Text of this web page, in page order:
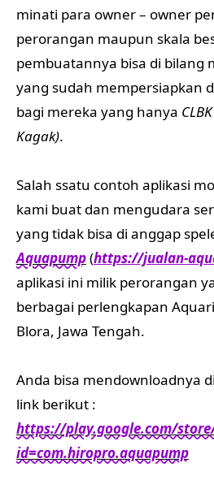
minati para owner – owner
perorangan maupun skala
pembuatannya bisa di bilang
yang sudah mempersiapkan
bagi mereka yang hanya
Kagak).
Salah ssatu contoh aplikasi
kami buat dan mengudara
yang tidak bisa di anggap
Aquapump(https://jualan-
aplikasi ini milik perorangan
berbagai perlengkapan
Blora, Jawa Tengah.
Anda bisa mendownloadnya
link berikut :
https://play.google.com/
id=com.hiropro.aquapump